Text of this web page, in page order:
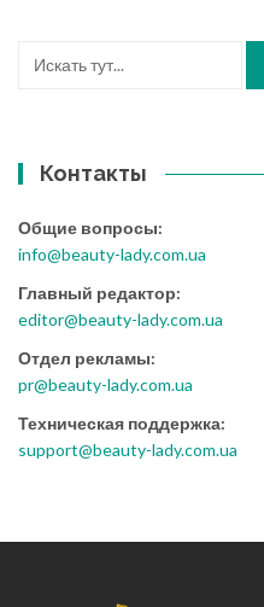
Контакты
Общие вопросы:
info@beauty-lady.com.ua
Главный редактор:
editor@beauty-lady.com.ua
Отдел рекламы:
pr@beauty-lady.com.ua
Техническая поддержка:
support@beauty-lady.com.ua